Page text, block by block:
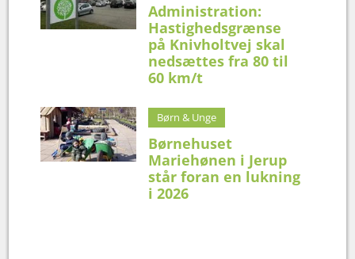
Administration:
Hastighedsgrænse
på Knivholtvej skal
nedsættes fra 80 til
60 km/t
Børn & Unge
Børnehuset
Mariehønen i Jerup
står foran en lukning
i 2026